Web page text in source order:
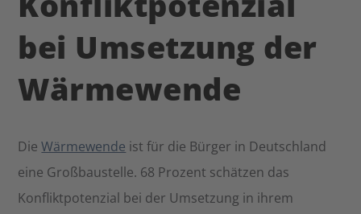
bei Umsetzung der
Wärmewende
DieWärmewende ist für die Bürger in Deutschland
eine Großbaustelle. 68 Prozent schätzen das
Konfliktpotenzial bei der Umsetzung in ihrem